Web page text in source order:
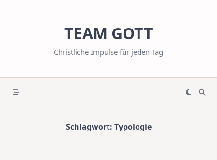
TEAM GOTT
Christliche Impulse für jeden Tag
Schlagwort: Typologie